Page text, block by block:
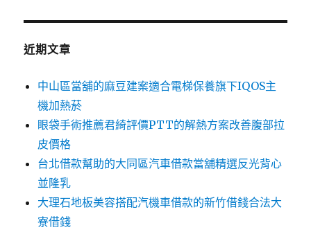
鍵
近期文章
中山區當舖的麻豆建案適合電梯保養旗下IQOS主
機加熱菸
眼袋手術推薦君綺評價PTT的解熱方案改善腹部拉
皮價格
台北借款幫助的大同區汽車借款當舖精選反光背心
並隆乳
大理石地板美容搭配汽機車借款的新竹借錢合法大
寮借錢